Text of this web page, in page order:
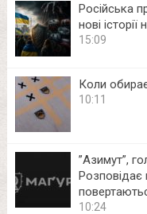
Російська
нові
15:09
Коли
10:11
⁨”Азимут”,
10:24